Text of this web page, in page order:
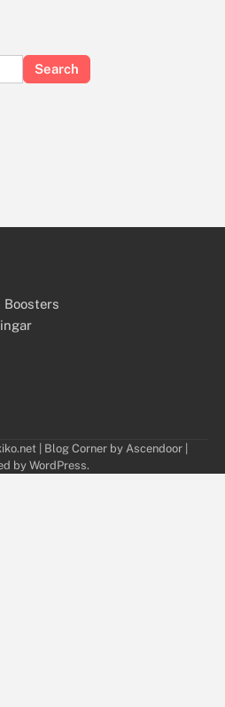
Boosters
| Blog Corner by Ascendoor
by WordPress.